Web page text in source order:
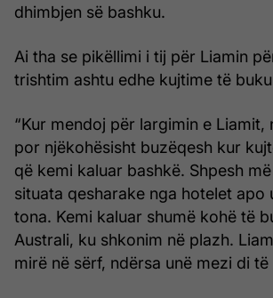
dhimbjen së bashku.
Ai tha se pikëllimi i tij për Liamin
trishtim ashtu edhe kujtime të
“Kur mendoj për largimin e Liamit,
por njëkohësisht buzëqesh kur
që kemi kaluar bashkë. Shpesh
situata qesharake nga hotelet apo
tona. Kemi kaluar shumë kohë të
Australi, ku shkonim në plazh.
mirë në sërf, ndërsa unë mezi di të